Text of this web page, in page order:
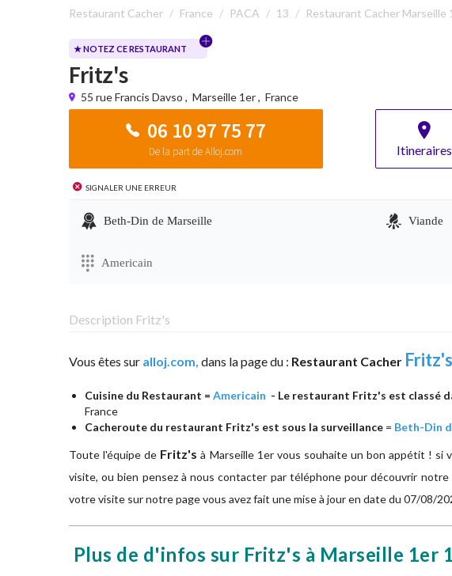
Restaurant Cacher France PACA 13 Restaurant Cacher Marseille
★ NOTEZ CE RESTAURANT
Fritz's
55 rue Francis Davso , Marseille 1er, France
06 10 97 75 77
De la part de Alloj.com Itineraires
Signaler une erreur
Beth-Din de Marseille Viande
Americain
Description Fritz's
Vous êtes sur alloj.com, dans la page du : Restaurant Cacher
Cuisine du Restaurant = Americain - Le restaurant Fritz's est classé
France
Cacheroute du restaurant Fritz's est sous la surveillance = Beth-Din
Toute l'équipe de Fritz'sà Marseille 1er vous souhaite un bon appétit ! si
visite, ou bien pensez à nous contacter par téléphone pour découvrir
votre visite sur notre page vous avez fait une mise à jour en date du 07/08/
Plus de d'infos sur Fritz's à Marseille 1er